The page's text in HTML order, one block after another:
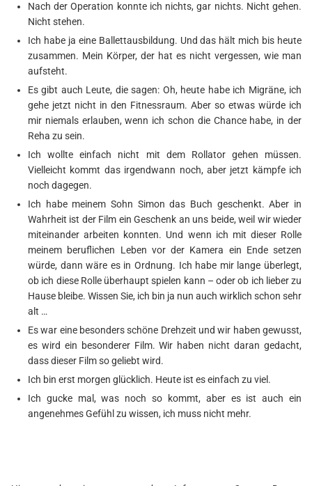
Nach der Operation konnte ich nichts, gar nichts. Nicht gehen.
Nicht stehen.
Ich habe ja eine Ballettausbildung. Und das hält mich bis heute
zusammen. Mein Körper, der hat es nicht vergessen, wie man
aufsteht.
Es gibt auch Leute, die sagen: Oh, heute habe ich Migräne, ich
gehe jetzt nicht in den Fitnessraum. Aber so etwas würde ich
mir niemals erlauben, wenn ich schon die Chance habe, in der
Reha zu sein.
Ich wollte einfach nicht mit dem Rollator gehen müssen.
Vielleicht kommt das irgendwann noch, aber jetzt kämpfe ich
noch dagegen.
Ich habe meinem Sohn Simon das Buch geschenkt. Aber in
Wahrheit ist der Film ein Geschenk an uns beide, weil wir wieder
miteinander arbeiten konnten. Und wenn ich mit dieser Rolle
meinem beruflichen Leben vor der Kamera ein Ende setzen
würde, dann wäre es in Ordnung. Ich habe mir lange überlegt,
ob ich diese Rolle überhaupt spielen kann – oder ob ich lieber zu
Hause bleibe. Wissen Sie, ich bin ja nun auch wirklich schon sehr
alt …
Es war eine besonders schöne Drehzeit und wir haben gewusst,
es wird ein besonderer Film. Wir haben nicht daran gedacht,
dass dieser Film so geliebt wird.
Ich bin erst morgen glücklich. Heute ist es einfach zu viel.
Ich gucke mal, was noch so kommt, aber es ist auch ein
angenehmes Gefühl zu wissen, ich muss nicht mehr.